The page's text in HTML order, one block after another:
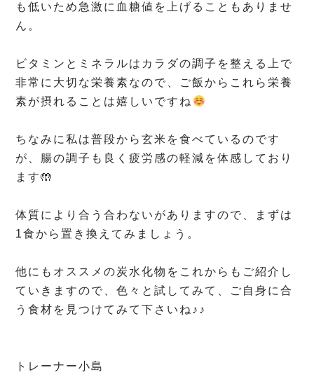
も低いため急激に血糖値を上げることもありませ
ん。
ビタミンとミネラルはカラダの調子を整える上で
非常に大切な栄養素なので、ご飯からこれら栄養
素が摂れることは嬉しいですね
ちなみに私は普段から玄米を食べているのです
が、腸の調子も良く疲労感の軽減を体感しており
ます🤲
体質により合う合わないがありますので、まずは
1食から置き換えてみましょう。
他にもオススメの炭水化物をこれからもご紹介し
ていきますので、色々と試してみて、ご自身に合
う食材を見つけてみて下さいね♪♪
トレーナー小島